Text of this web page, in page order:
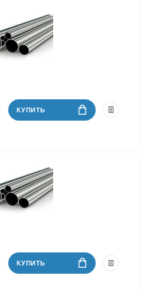
КУПИТЬ
КУПИТЬ